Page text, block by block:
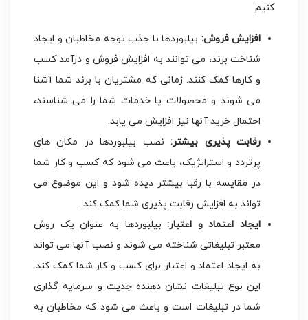
کنیم:
افزایش فروش: بیلبوردها با جذب توجه مخاطبان و ایجاد
شناخت برند، می توانند به افزایش فروش و درآمد کسب
و کارها کمک کنند. زمانی که مشتریان با برند شما آشنا
می شوند و محصولات یا خدمات شما را می شناسند،
احتمال خرید آنها نیز افزایش می یابد.
رقابت پذیری بیشتر:نصب بیلبوردها در مکان های
پرتردد و استراتژیک، باعث می شود که کسب و کار شما
در مقایسه با رقبا بیشتر دیده شود و این موضوع می
تواند به افزایش رقابت پذیری شما کمک کند.
ایجاد اعتماد و اعتبار:بیلبوردها به عنوان یک روش
معتبر تبلیغاتی شناخته می شوند و نصب آنها می تواند
به ایجاد اعتماد و اعتبار برای کسب و کار شما کمک کند.
این نوع تبلیغات نشان دهنده جدیت و سرمایه گذاری
شما در تبلیغات است و باعث می شود که مخاطبان به